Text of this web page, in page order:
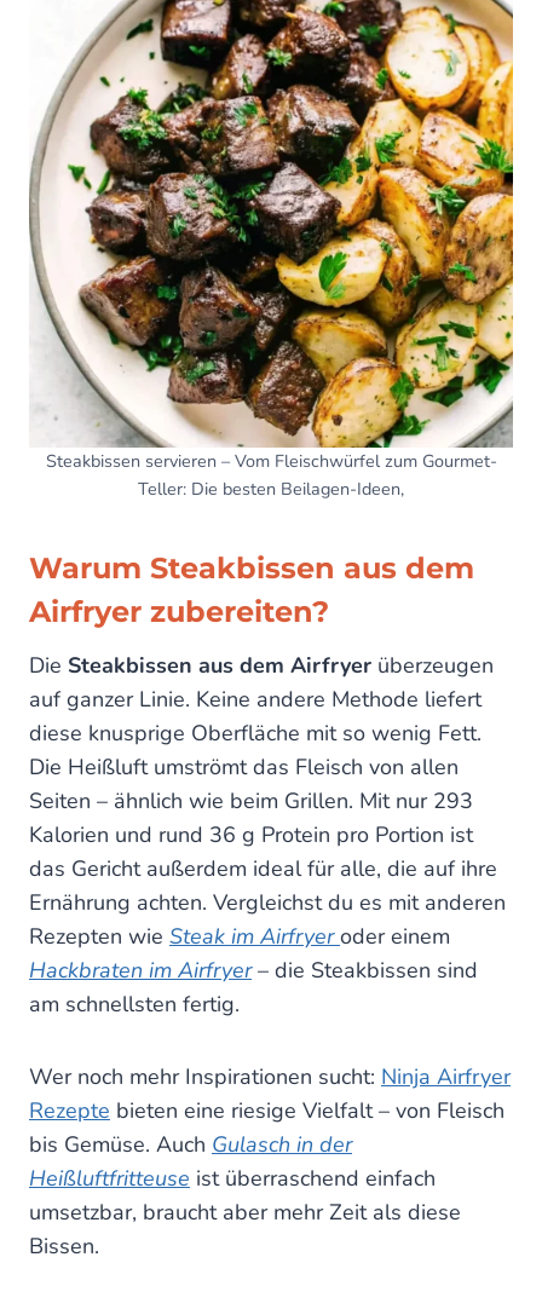
Steakbissen servieren – Vom Fleischwürfel zum Gourmet-
Teller: Die besten Beilagen-Ideen,
Warum Steakbissen aus dem
Airfryer zubereiten?
Die Steakbissen aus dem Airfryer überzeugen
auf ganzer Linie. Keine andere Methode liefert
diese knusprige Oberfläche mit so wenig Fett.
Die Heißluft umströmt das Fleisch von allen
Seiten – ähnlich wie beim Grillen. Mit nur 293
Kalorien und rund 36 g Protein pro Portion ist
das Gericht außerdem ideal für alle, die auf ihre
Ernährung achten. Vergleichst du es mit anderen
Rezepten wie Steak im Airfryer oder einem
Hackbraten im Airfryer– die Steakbissen sind
am schnellsten fertig.
Wer noch mehr Inspirationen sucht: Ninja Airfryer
Rezepte bieten eine riesige Vielfalt – von Fleisch
bis Gemüse. Auch Gulasch in der
Heißluftfritteuse ist überraschend einfach
umsetzbar, braucht aber mehr Zeit als diese
Bissen.